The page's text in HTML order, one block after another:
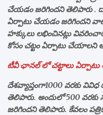
చేయడం జరిగిందని తెలిపారు .
ఏర్పాటు చేయడం జరిగిందని
హక్కులు లభించినట్లు
కోసం చట్టం ఏర్పాటు
టీవీ ఛానల్ లో చట్టాలు
దేశవ్యాప్తంగా1000 వరకు
తెలిపారు. అందులో 500
జరిగిందని తెలిపారు. కేవలం